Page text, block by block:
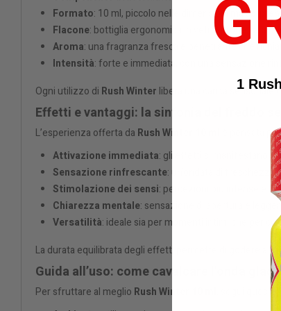
Formato: 10 ml, piccolo nelle dimensioni ma
Flacone: bottiglia ergonomica in vetro, progettata
Aroma: una fragranza fresca e penetrante che
Intensità: forte e immediata, con una sensazione
Ogni utilizzo di Rush Winter libera una carica
Effetti e vantaggi: la sinfonia del freddo
L’esperienza offerta da Rush Winter 10 ml
è pensata
Attivazione immediata: gli effetti si manifestano in
Sensazione rinfrescante: un’ondata di freschezza
Stimolazione dei sensi: percezioni più intense e
Chiarezza mentale: sensazione di apertura e
Versatilità: ideale sia per momenti intimi che per
La durata equilibrata degli effetti permette di godere
Guida all’uso: come cavalcare l’onda
Per sfruttare al meglio Rush Winter 10 ml
, segui
1